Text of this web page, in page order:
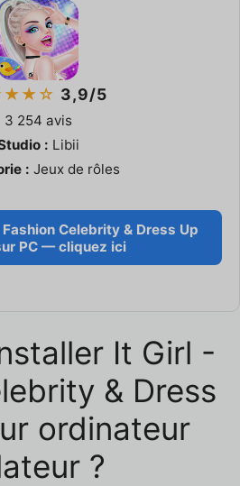
3,9/5
3 254 avis
: Libii
: Jeux de rôles
Celebrity & Dress Up
PC — cliquez ici
It Girl -
& Dress
ordinateur
?